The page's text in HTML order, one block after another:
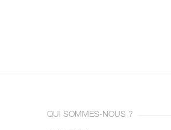
QUI SOMMES-NOUS ?